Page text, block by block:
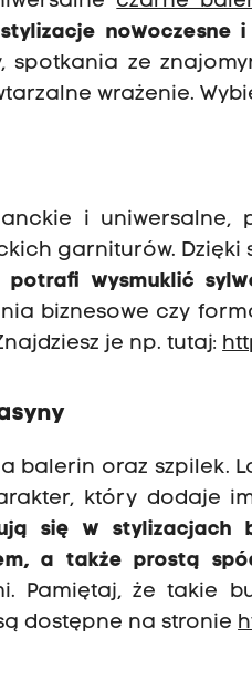
stylizacje nowoczesne
spotkania ze
wrażenie.
i
garniturów.
wysmuklić
biznesowe czy
je np. tutaj:
balerin oraz szpilek.
który dodaje
się w
a także prostą
Pamiętaj, że takie
dostępne na stronie